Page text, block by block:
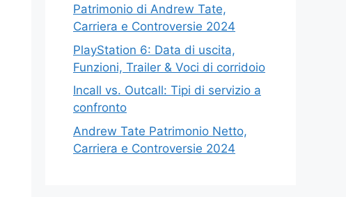
Patrimonio di Andrew Tate,
Carriera e Controversie 2024
PlayStation 6: Data di uscita,
Funzioni, Trailer & Voci di corridoio
Incall vs. Outcall: Tipi di servizio a
confronto
Andrew Tate Patrimonio Netto,
Carriera e Controversie 2024